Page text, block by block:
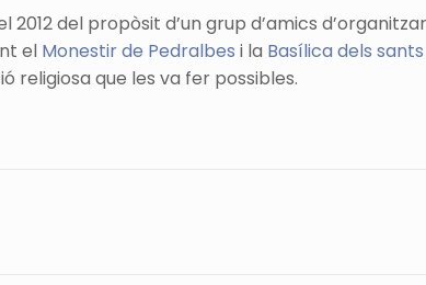
2012 del propòsit d’un grup d’amics
el Monestir de Pedralbes i la Basílica dels
religiosa que les va fer possibles.